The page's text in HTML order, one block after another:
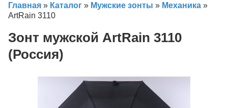
Главная » Каталог » Мужские зонты » Механика »
ArtRain 3110
Зонт мужской ArtRain 3110
(Россия)